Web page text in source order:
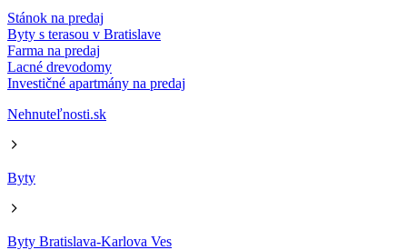
Stánok na predaj
Byty s terasou v Bratislave
Farma na predaj
Lacné drevodomy
Investičné apartmány na predaj
Nehnuteľnosti.sk
Byty
Byty Bratislava-Karlova Ves